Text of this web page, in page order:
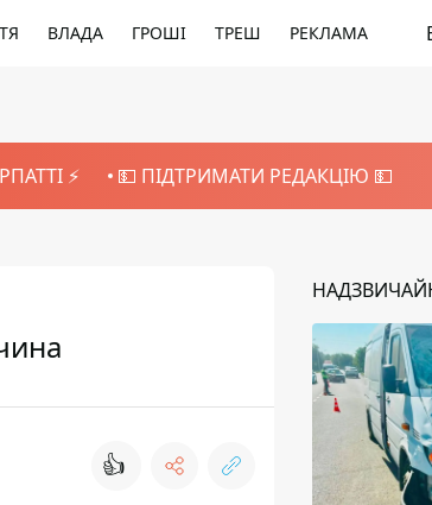
ВЛАДА ГРОШІ ТРЕШ РЕКЛАМА
⚡️ 💵 ПІДТРИМАТИ РЕДАКЦІЮ 💵
👍